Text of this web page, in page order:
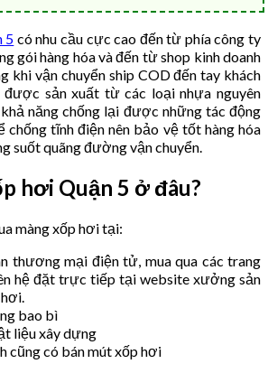
5 có nhu cầu cực cao đến từ phía công ty
gói hàng hóa và đến từ shop kinh doanh
khi vận chuyển ship COD đến tay khách
được sản xuất từ các loại nhựa nguyên
năng chống lại được những tác động
chống tĩnh điện nên bảo vệ tốt hàng hóa
suốt quãng đường vận chuyển.
hơi Quận 5 ở đâu?
màng xốp hơi tại:
thương mại điện tử, mua qua các trang
hệ đặt trực tiếp tại website xưởng sản
bao bì
liệu xây dựng
cũng có bán mút xốp hơi